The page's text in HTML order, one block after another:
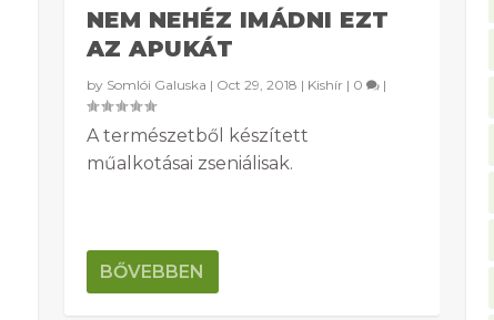
NEM NEHÉZ IMÁDNI EZT
AZ APUKÁT
by Somlói Galuska | Oct 29, 2018 | Kishír| 0 |
A természetből készített
műalkotásai zseniálisak.
BŐVEBBEN